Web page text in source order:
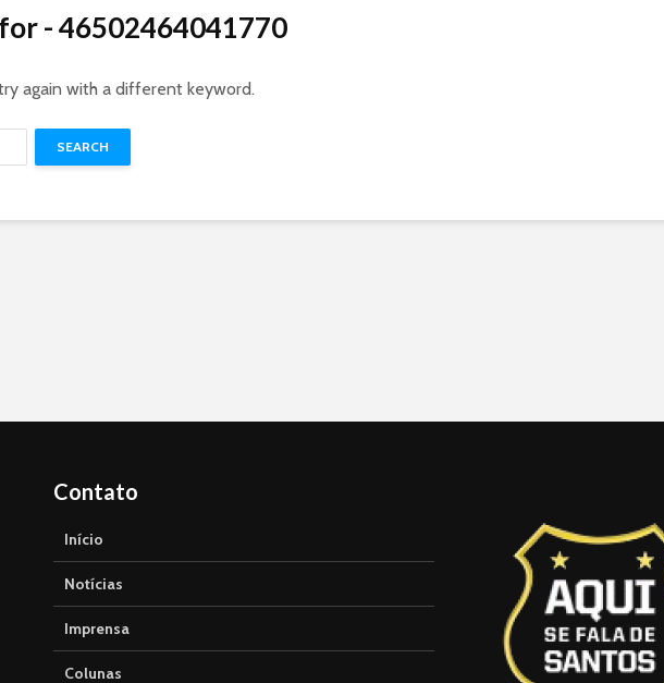
- 46502464041770
again with a different keyword.
SEARCH
Contato
Início
Notícias
Imprensa
Colunas